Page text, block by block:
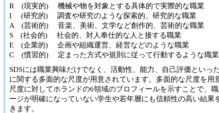
R (現実的) 機械や物を対象とする具体的で実際的な職業
I (研究的) 調査や研究のような探索的、研究的な職業
A (芸術的) 音楽、美術、文学など創作的、芸術的な職業
S (社会的) 社会的、対人奉仕的な人と接する職業
E (企業的) 企画や組織運営、経営などのような職業
C (慣習的) 定まった方式や規則に従って行動するような職業
SDSには職業興味だけでなく、活動性、能力、自己評価といっ
に関する多面的な尺度が用意されています。多面的な尺度を用
尺度に対してホランドの6領域のプロフィールを示すことで、
ージが明確になっていない学生や若年層にも信頼性の高い結果
きます。